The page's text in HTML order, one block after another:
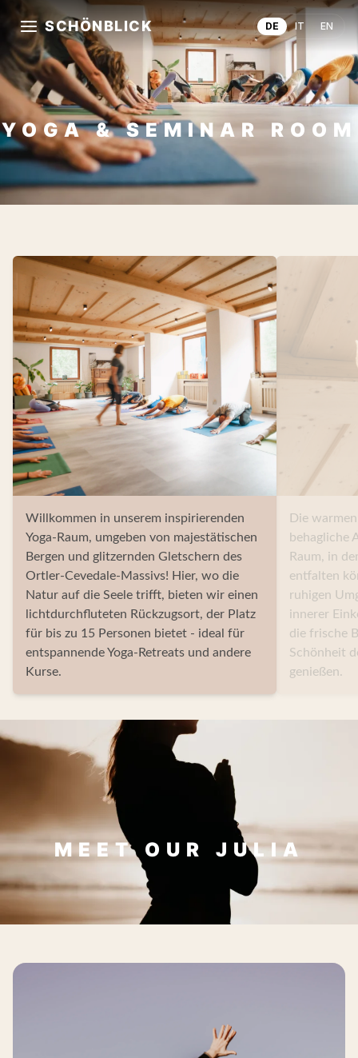
SCHÖNBLICK DE IT EN
YOGA & SEMINAR ROOM
Willkommen in unserem inspirierenden
Yoga-Raum, umgeben von majestätischen
Bergen und glitzernden Gletschern des
Ortler-Cevedale-Massivs! Hier, wo die
Natur auf die Seele trifft, bieten wir einen
lichtdurchfluteten Rückzugsort, der Platz
für bis zu 15 Personen bietet - ideal für
entspannende Yoga-Retreats und andere
Kurse.
Die
behagliche
Raum, in
entfalten
ruhigen
innerer
die frische
Schönheit
genießen.
MEET OUR JULIA